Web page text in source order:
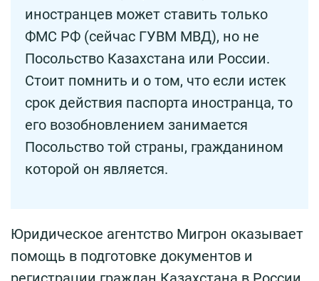
иностранцев может ставить только
ФМС РФ (сейчас ГУВМ МВД), но не
Посольство Казахстана или России.
Стоит помнить и о том, что если истек
срок действия паспорта иностранца, то
его возобновлением занимается
Посольство той страны, гражданином
которой он является.
Юридическое агентство Мигрон оказывает
помощь в подготовке документов и